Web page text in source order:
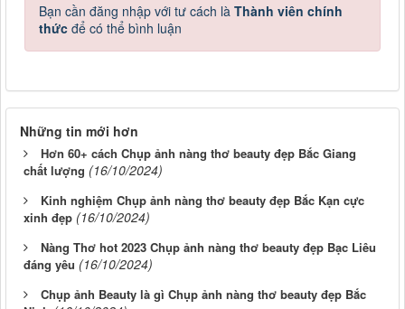
Bạn cần đăng nhập với tư cách là Thành viên chính
thức để có thể bình luận
Những tin mới hơn
Hơn 60+ cách Chụp ảnh nàng thơ beauty đẹp Bắc Giang
chất lượng (16/10/2024)
Kinh nghiệm Chụp ảnh nàng thơ beauty đẹp Bắc Kạn cực
xinh đẹp (16/10/2024)
Nàng Thơ hot 2023 Chụp ảnh nàng thơ beauty đẹp Bạc Liêu
đáng yêu (16/10/2024)
Chụp ảnh Beauty là gì Chụp ảnh nàng thơ beauty đẹp Bắc